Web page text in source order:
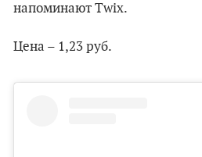
напоминают Twix.
Цена – 1,23 руб.